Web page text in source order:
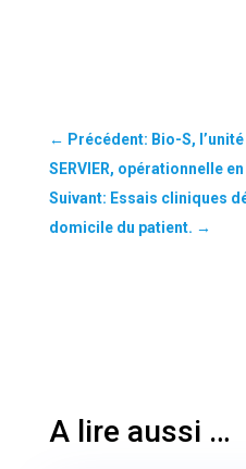
← Précédent: Bio-S,
SERVIER, opérationnelle en
Suivant: Essais cliniques
domicile du patient. →
A lire aussi …